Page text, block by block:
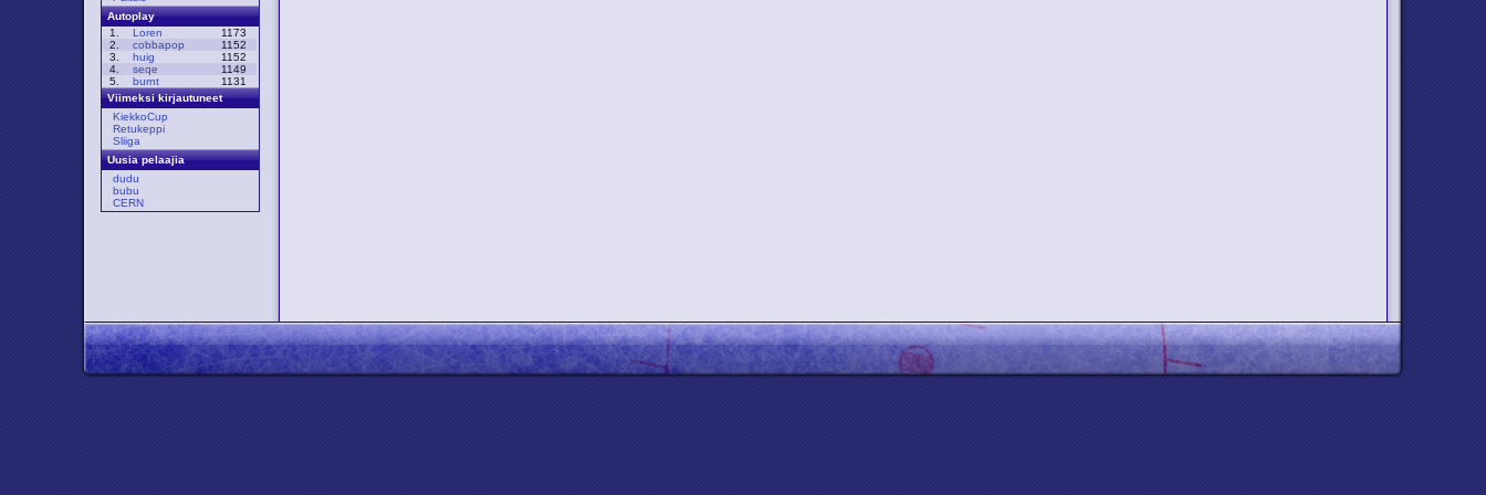
Autoplay
1.
Loren
1173
2.
cobbapop
1152
3.
huig
1152
4.
seqe
1149
5.
burnt
1131
Viimeksi kirjautuneet
KiekkoCup
Retukeppi
Sliiga
Uusia pelaajia
dudu
bubu
CERN